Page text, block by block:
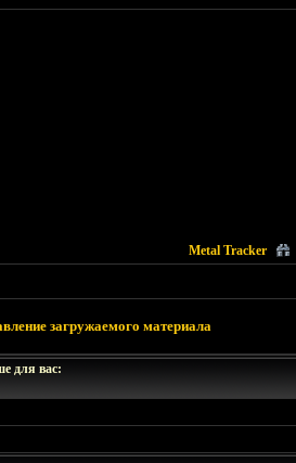
Metal Tracker
загружаемого материала
для вас: